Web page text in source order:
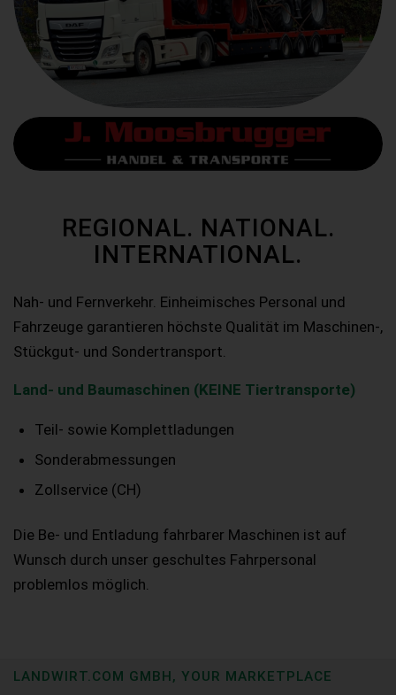
REGIONAL. NATIONAL.
INTERNATIONAL.
Nah- und Fernverkehr. Einheimisches Personal und
Fahrzeuge garantieren höchste Qualität im Maschinen-,
Stückgut- und Sondertransport.
Land- und Baumaschinen (KEINE Tiertransporte)
Teil- sowie Komplettladungen
Sonderabmessungen
Zollservice (CH)
Die Be- und Entladung fahrbarer Maschinen ist auf
Wunsch durch unser geschultes Fahrpersonal
problemlos möglich.
LANDWIRT.COM GMBH, YOUR MARKETPLACE